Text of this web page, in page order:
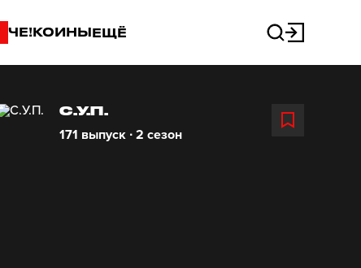
ЧЕ!КОИНЫЕЩЁ
С.У.П.
171 выпуск ∙ 2 сезон